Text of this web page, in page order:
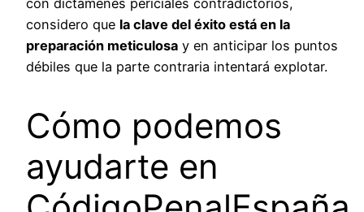
con dictámenes periciales contradictorios,
considero que la clave del éxito está en la
preparación meticulosa y en anticipar los puntos
débiles que la parte contraria intentará explotar.
Cómo podemos
ayudarte en